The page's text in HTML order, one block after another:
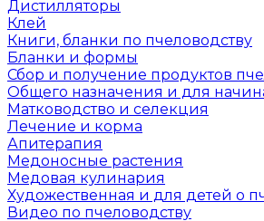
Дистилляторы
Клей
Книги, бланки по пчеловодству
Бланки и формы
Сбор и получение продуктов
Общего назначения и для
Матководство и селекция
Лечение и корма
Апитерапия
Медоносные растения
Медовая кулинария
Художественная и для детей о
Видео по пчеловодству